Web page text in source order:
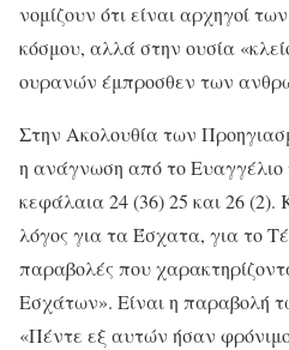
νομίζουν ότι είναι αρχηγοί
κόσμου, αλλά στην ουσία
ουρανών έμπροσθεν των
Στην Ακολουθία των
η ανάγνωση από το
κεφάλαια 24 (36) 25 και 26 (2).
λόγος για τα Έσχατα, για το
παραβολές που
Εσχάτων». Είναι η παραβολή
«Πέντε εξ αυτών ήσαν